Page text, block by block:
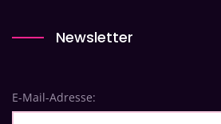
Newsletter
E-Mail-Adresse: